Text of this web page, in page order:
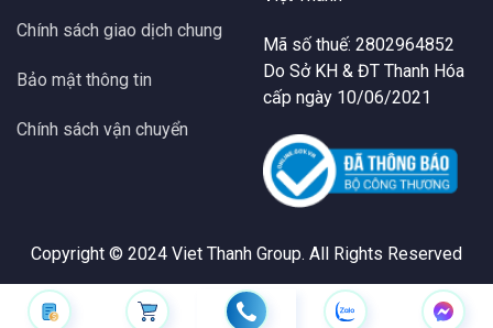
Chính sách giao dịch chung
Bảo mật thông tin
Chính sách vận chuyển
Mã số thuế: 2802964852
Do Sở KH & ĐT Thanh Hóa
cấp ngày 10/06/2021
Copyright © 2024 Viet Thanh Group. All Rights Reserved